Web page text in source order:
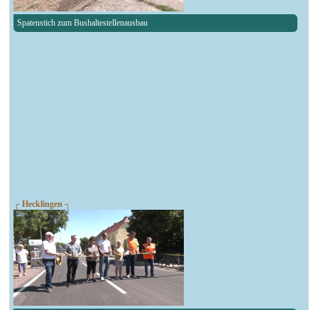
Spatenstich zum Bushaltestellenausbau
┌ Hecklingen ┐